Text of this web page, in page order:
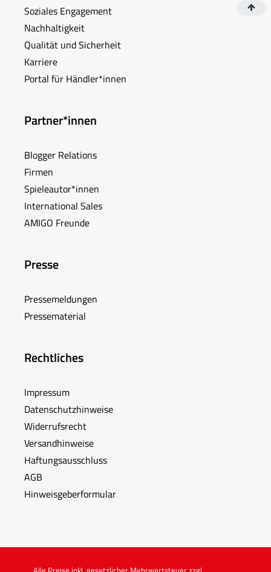
Soziales Engagement
Nachhaltigkeit
Qualität und Sicherheit
Karriere
Portal für Händler*innen
Partner*innen
Blogger Relations
Firmen
Spieleautor*innen
International Sales
AMIGO Freunde
Presse
Pressemeldungen
Pressematerial
Rechtliches
Impressum
Datenschutzhinweise
Widerrufsrecht
Versandhinweise
Haftungsausschluss
AGB
Hinweisgeberformular